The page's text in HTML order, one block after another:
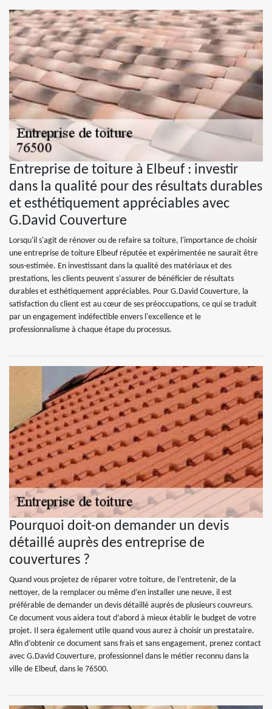
Entreprise de toiture à Elbeuf : investir
dans la qualité pour des résultats durables
et esthétiquement appréciables avec
G.David Couverture
Lorsqu'il s'agit de rénover ou de refaire sa toiture, l'importance de choisir
une entreprise de toiture Elbeuf réputée et expérimentée ne saurait être
sous-estimée. En investissant dans la qualité des matériaux et des
prestations, les clients peuvent s'assurer de bénéficier de résultats
durables et esthétiquement appréciables. Pour G.David Couverture, la
satisfaction du client est au cœur de ses préoccupations, ce qui se traduit
par un engagement indéfectible envers l'excellence et le
professionnalisme à chaque étape du processus.
Pourquoi doit-on demander un devis
détaillé auprès des entreprise de
couvertures ?
Quand vous projetez de réparer votre toiture, de l’entretenir, de la
nettoyer, de la remplacer ou même d’en installer une neuve, il est
préférable de demander un devis détaillé auprès de plusieurs couvreurs.
Ce document vous aidera tout d’abord à mieux établir le budget de votre
projet. Il sera également utile quand vous aurez à choisir un prestataire.
Afin d’obtenir ce document sans frais et sans engagement, prenez contact
avec G.David Couverture, professionnel dans le métier reconnu dans la
ville de Elbeuf, dans le 76500.